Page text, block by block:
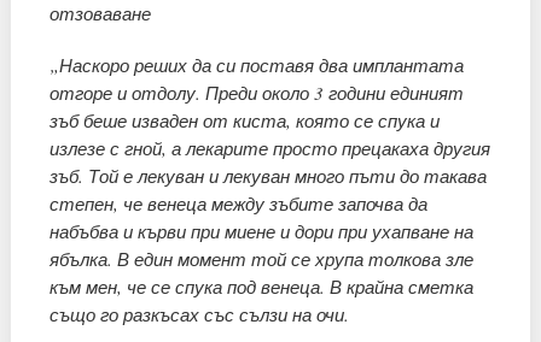
отзоваване
„Наскоро реших да си поставя два имплантата
отгоре и отдолу. Преди около 3 години единият
зъб беше изваден от киста, която се спука и
излезе с гной, а лекарите просто прецакаха другия
зъб. Той е лекуван и лекуван много пъти до такава
степен, че венеца между зъбите започва да
набъбва и кърви при миене и дори при ухапване на
ябълка. В един момент той се хрупа толкова зле
към мен, че се спука под венеца. В крайна сметка
също го разкъсах със сълзи на очи.